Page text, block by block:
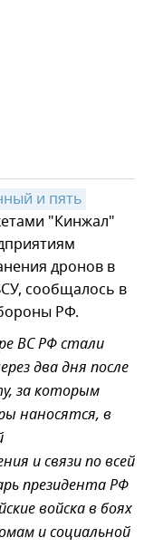
и пять
"Кинжал"
дронов в
сообщалось в
РФ.
ВС РФ стали
два дня после
за которым
наносятся, в
и связи по всей
президента РФ
войска в боях
и социальной